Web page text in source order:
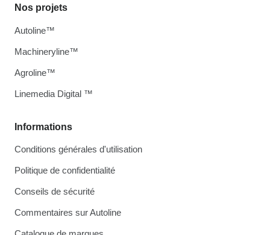
Informations
Conditions générales d'utilisation
Politique de confidentialité
Conseils de sécurité
Commentaires sur Autoline
Nos projets
Autoline™
Machineryline™
Agroline™
Linemedia Digital ™